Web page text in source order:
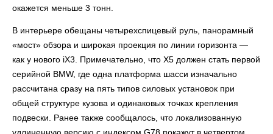
окажется меньше 3 тонн.
В интерьере обещаны четырехспицевый руль, панорамный
«мост» обзора и широкая проекция по линии горизонта —
как у нового iX3. Примечательно, что X5 должен стать первой
серийной BMW, где одна платформа шасси изначально
рассчитана сразу на пять типов силовых установок при
общей структуре кузова и одинаковых точках крепления
подвески. Ранее также сообщалось, что локализованную